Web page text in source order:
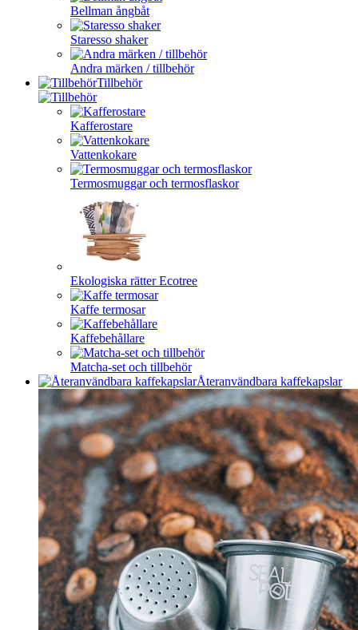
Bellman ångbåt
Staresso shaker
Andra märken / tillbehör
Tillbehör
Kafferostare
Vattenkokare
Termosmuggar och termosflaskor
Ekologiska rätter Ecotree
Kaffe termosar
Kaffebehållare
Matcha-set och tillbehör
Återanvändbara kaffekapslar